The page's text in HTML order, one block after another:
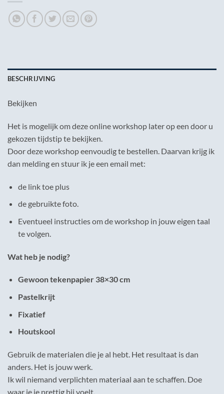
BESCHRIJVING
Bekijken
Het is mogelijk om deze online workshop later op een door u
gekozen tijdstip te bekijken.
Door deze workshop eenvoudig te bestellen. Daarvan krijg ik
dan melding en stuur ik je een email met:
de link toe plus
de gebruikte foto.
Eventueel instructies om de workshop in jouw eigen taal
te volgen.
Wat heb je nodig?
Gewoon tekenpapier 38×30 cm
Pastelkrijt
Fixatief
Houtskool
Gebruik de materialen die je al hebt. Het resultaat is dan
anders. Het is jouw werk.
Ik wil niemand verplichten materiaal aan te schaffen. Doe
waar je je prettig bij voelt.